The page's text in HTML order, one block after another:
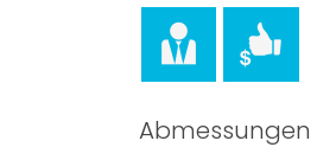
Tennis,
von 1000 Metern
Golf (Club de Golf,
Abmessungen